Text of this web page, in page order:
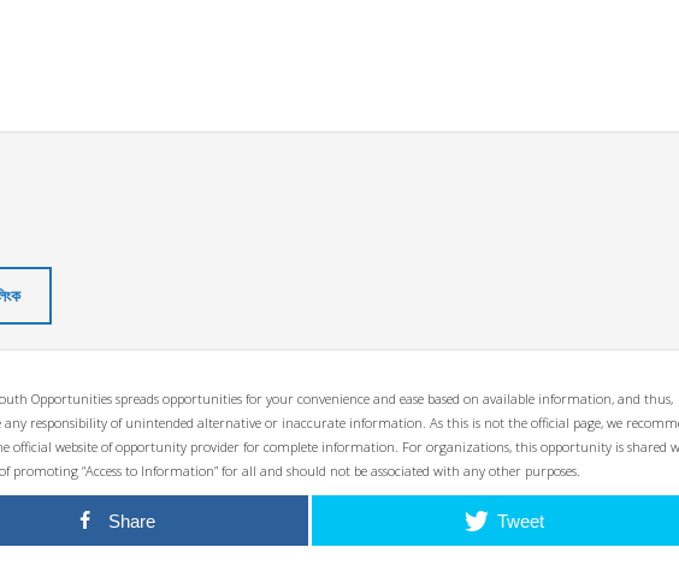
Opportunities spreads opportunities for your convenience and ease based on available information, and thus,
any responsibility of unintended alternative or inaccurate information. As this is not the official page, we
official website of opportunity provider for complete information. For organizations, this opportunity is shared
promoting “Access to Information” for all and should not be associated with any other purposes.
Share Tweet